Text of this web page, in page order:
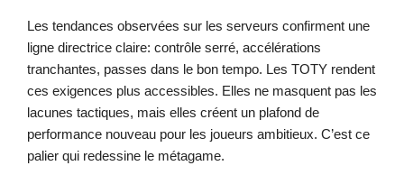
Les tendances observées sur les serveurs confirment une
ligne directrice claire: contrôle serré, accélérations
tranchantes, passes dans le bon tempo. Les TOTY rendent
ces exigences plus accessibles. Elles ne masquent pas les
lacunes tactiques, mais elles créent un plafond de
performance nouveau pour les joueurs ambitieux. C’est ce
palier qui redessine le métagame.